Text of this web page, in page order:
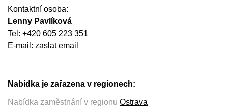
Kontaktní osoba:
Lenny Pavlíková
Tel: +420 605 223 351
E-mail: zaslat email
Nabídka je zařazena v regionech:
Nabídka zaměstnání v regionu Ostrava